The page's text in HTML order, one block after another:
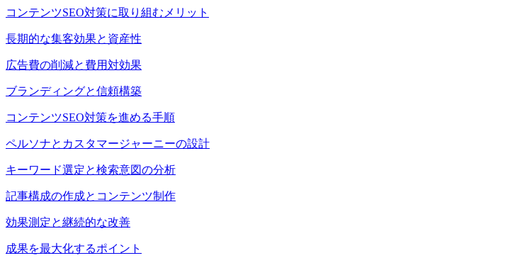
コンテンツSEO対策に取り組むメリット
長期的な集客効果と資産性
広告費の削減と費用対効果
ブランディングと信頼構築
コンテンツSEO対策を進める手順
ペルソナとカスタマージャーニーの設計
キーワード選定と検索意図の分析
記事構成の作成とコンテンツ制作
効果測定と継続的な改善
成果を最大化するポイント